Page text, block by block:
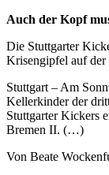
Auch der Kopf
Die Stuttgarter
Krisengipfel auf der
Stuttgart – Am
Kellerkinder der
Stuttgarter Kickers
Bremen II. (…)
Von Beate